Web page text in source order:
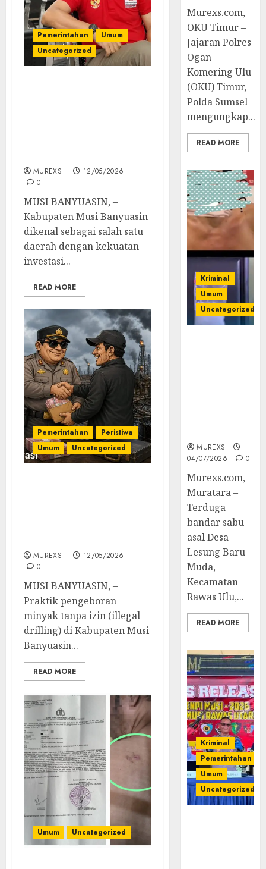
Pemerintahan
Umum
Uncategorized
MUREXS
12/05/2026
0
MUSI BANYUASIN, –
Kabupaten Musi Banyuasin
dikenal sebagai salah satu
daerah dengan kekuatan
investasi...
READ MORE
Pemerintahan
Peristiwa
Umum
Uncategorized
MUREXS
12/05/2026
0
MUSI BANYUASIN, –
Praktik pengeboran
minyak tanpa izin (illegal
drilling) di Kabupaten Musi
Banyuasin...
READ MORE
Umum Uncategorized
Murexs.com,
OKU Timur –
Jajaran Polres
Ogan
Komering Ulu
(OKU) Timur,
Polda Sumsel
mengungkap...
READ MORE
Kriminal
Umum
Uncategorized
MUREXS
04/07/2026
0
Murexs.com,
Muratara –
Terduga
bandar sabu
asal Desa
Lesung Baru
Muda,
Kecamatan
Rawas Ulu,...
READ MORE
Kriminal
Pemerintahan
Umum
Uncategorized